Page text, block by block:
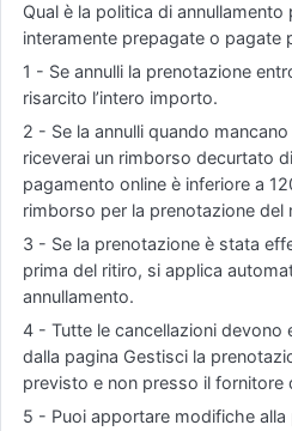
Qual è la politica di
interamente prepagate o pagate
1 - Se annulli la prenotazione
risarcito l’intero importo.
2 - Se la annulli quando
riceverai un rimborso decurtato
pagamento online è inferiore a
rimborso per la prenotazione del
3 - Se la prenotazione è stata
prima del ritiro, si applica
annullamento.
4 - Tutte le cancellazioni devono
dalla pagina Gestisci la
previsto e non presso il fornitore
5 - Puoi apportare modifiche